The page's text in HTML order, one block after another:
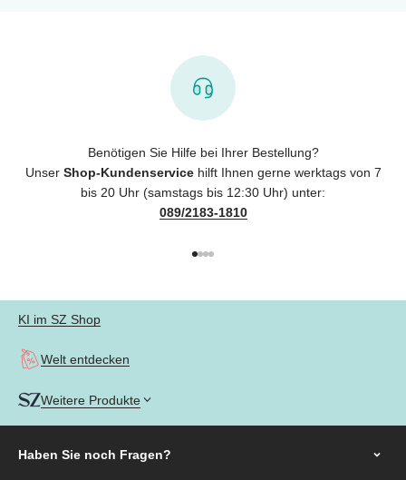
Benötigen Sie Hilfe bei Ihrer Bestellung?
Unser Shop-Kundenservicehilft Ihnen gerne werktags von 7
bis 20 Uhr (samstags bis 12:30 Uhr) unter:
089/2183-1810
KI im SZ Shop
Welt entdecken
Weitere Produkte
Haben Sie noch Fragen?